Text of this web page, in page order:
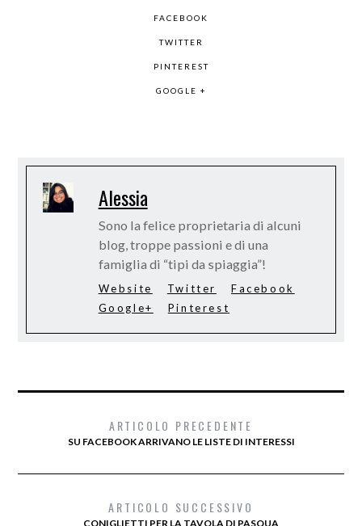
FACEBOOK
TWITTER
PINTEREST
GOOGLE +
Alessia
Sono la felice proprietaria di alcuni
blog, troppe passioni e di una
famiglia di “tipi da spiaggia”!
Website Twitter
Facebook
Google+
Pinterest
ARTICOLO PRECEDENTE
SU FACEBOOK ARRIVANO LE LISTE DI INTERESSI
ARTICOLO SUCCESSIVO
CONIGLIETTI PER LA TAVOLA DI PASQUA